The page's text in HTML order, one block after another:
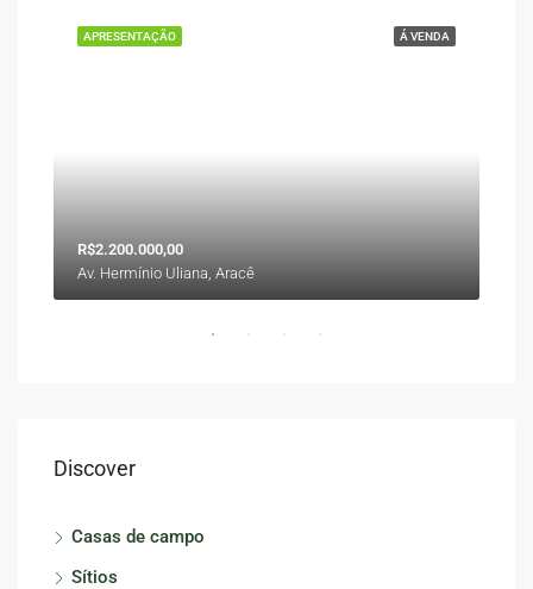
Á VENDA
APRESENTAÇÃO
R$2.200.000,00
Av. Hermínio Uliana, Aracê
Discover
Casas de campo
Sítios